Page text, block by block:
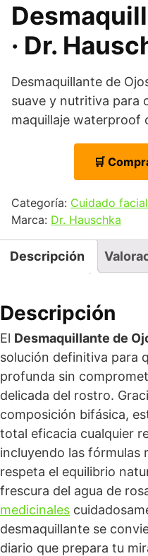
· Dr.
Desmaquillante de
suave y nutritiva para
maquillaje waterproof
🛒
Categoría: Cuidado facial
Marca: Dr. Hauschka
Descripción
Descripción
El Desmaquillante de
solución definitiva para
profunda sin
delicada del rostro.
composición bifásica,
total eficacia cualquier
incluyendo las fórmulas
respeta el equilibrio
frescura del agua de
medicinales
desmaquillante se
diario que prepara tu